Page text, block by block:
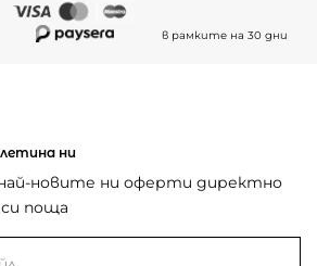
в рамките на 30 дни
ни
новите ни оферти директно
поща